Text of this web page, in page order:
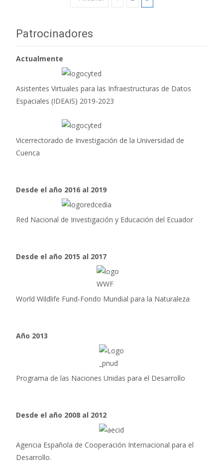
a
las
entradas
Patrocinadores
Actualmente
Asistentes Virtuales para las Infraestructuras de Datos
Espaciales (IDEAIS) 2019-2023
Vicerrectorado de Investigación de la Universidad de
Cuenca
Desde el año 2016 al 2019
Red Nacional de Investigación y Educación del Ecuador
Desde el año 2015 al 2017
World Wildlife Fund-Fondo Mundial para la Naturaleza
Año 2013
Programa de las Naciones Unidas para el Desarrollo
Desde el año 2008 al 2012
Agencia Española de Cooperación Internacional para el
Desarrollo.